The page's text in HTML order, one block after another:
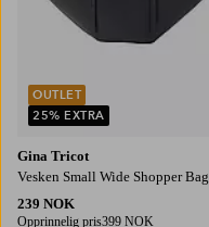
Gina Tricot
Vesken Small Wide Shopper Bag
239 NOK
Opprinnelig pris399 NOK
OUTLET
25% EXTRA